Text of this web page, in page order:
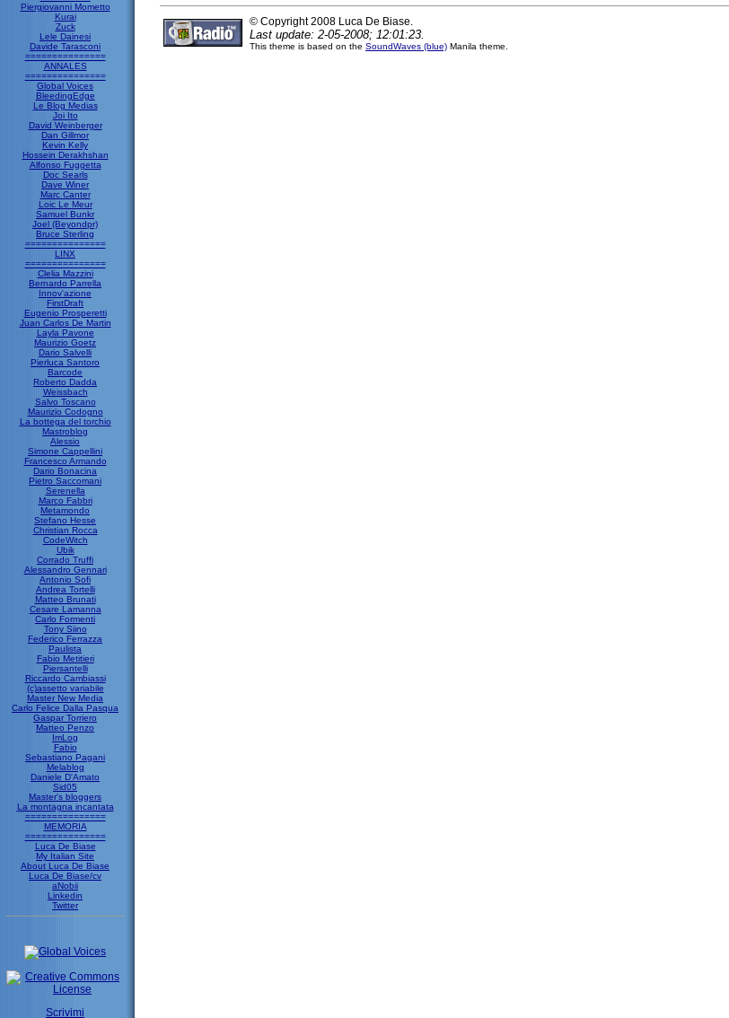
Piergiovanni Mometto
Kurai
Zuck
Lele Dainesi
Davide Tarasconi
===============
ANNALES
===============
Global Voices
BleedingEdge
Le Blog Medias
Joi Ito
David Weinberger
Dan Gillmor
Kevin Kelly
Hossein Derakhshan
Alfonso Fuggetta
Doc Searls
Dave Winer
Marc Canter
Loic Le Meur
Samuel Bunkr
Joel (Beyondpr)
Bruce Sterling
===============
LINX
===============
Clelia Mazzini
Bernardo Parrella
Innov'azione
FirstDraft
Eugenio Prosperetti
Juan Carlos De Martin
Layla Pavone
Maurizio Goetz
Dario Salvelli
Pierluca Santoro
Barcode
Roberto Dadda
Weissbach
Salvo Toscano
Maurizio Codogno
La bottega del torchio
Mastroblog
Alessio
Simone Cappellini
Francesco Armando
Dario Bonacina
Pietro Saccomani
Serenella
Marco Fabbri
Metamondo
Stefano Hesse
Christian Rocca
CodeWitch
Ubik
Corrado Truffi
Alessandro Gennari
Antonio Sofi
Andrea Tortelli
Matteo Brunati
Cesare Lamanna
Carlo Formenti
Tony Siino
Federico Ferrazza
Paulista
Fabio Metitieri
Piersantelli
Riccardo Cambiassi
(c)assetto variabile
Master New Media
Carlo Felice Dalla Pasqua
Gaspar Torriero
Matteo Penzo
ImLog
Fabio
Sebastiano Pagani
Melablog
Daniele D'Amato
Sid05
Master's bloggers
La montagna incantata
===============
MEMORIA
===============
Luca De Biase
My Italian Site
About Luca De Biase
Luca De Biase/cv
aNobii
Linkedin
Twitter
Scrivimi
© Copyright 2008 Luca De Biase.
Last update: 2-05-2008; 12:01:23.
This theme is based on the SoundWaves (blue) Manila theme.